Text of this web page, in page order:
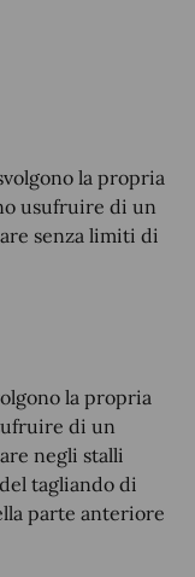
la propria
usufruire di un
senza limiti di
la propria
di un
negli stalli
tagliando di
parte anteriore